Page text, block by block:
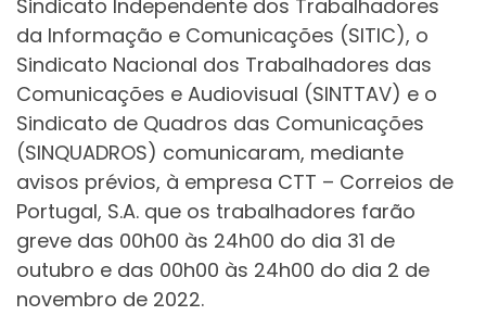
Sindicato Independente dos Trabalhadores
da Informação e Comunicações (SITIC), o
Sindicato Nacional dos Trabalhadores das
Comunicações e Audiovisual (SINTTAV) e o
Sindicato de Quadros das Comunicações
(SINQUADROS) comunicaram, mediante
avisos prévios, à empresa CTT – Correios de
Portugal, S.A. que os trabalhadores farão
greve das 00h00 às 24h00 do dia 31 de
outubro e das 00h00 às 24h00 do dia 2 de
novembro de 2022.